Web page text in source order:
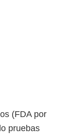
(FDA por
pruebas